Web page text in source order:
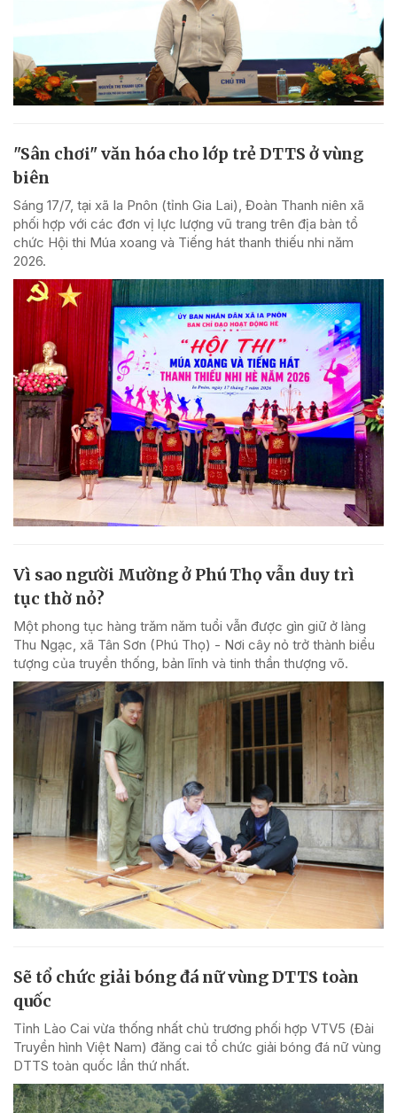
"Sân chơi" văn hóa cho lớp trẻ DTTS ở vùng
biên
Sáng 17/7, tại xã Ia Pnôn (tỉnh Gia Lai), Đoàn Thanh niên xã
phối hợp với các đơn vị lực lượng vũ trang trên địa bàn tổ
chức Hội thi Múa xoang và Tiếng hát thanh thiếu nhi năm
2026.
Vì sao người Mường ở Phú Thọ vẫn duy trì
tục thờ nỏ?
Một phong tục hàng trăm năm tuổi vẫn được gìn giữ ở làng
Thu Ngạc, xã Tân Sơn (Phú Thọ) - Nơi cây nỏ trở thành biểu
tượng của truyền thống, bản lĩnh và tinh thần thượng võ.
Sẽ tổ chức giải bóng đá nữ vùng DTTS toàn
quốc
Tỉnh Lào Cai vừa thống nhất chủ trương phối hợp VTV5 (Đài
Truyền hình Việt Nam) đăng cai tổ chức giải bóng đá nữ vùng
DTTS toàn quốc lần thứ nhất.